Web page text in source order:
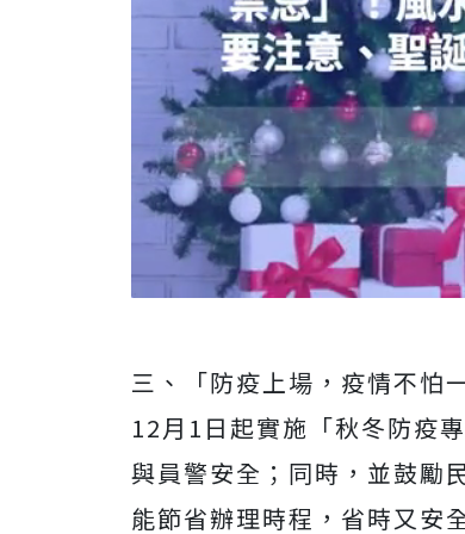
三、「防疫上場，疫情不怕
12月1日起實施「秋冬防疫
與員警安全；同時，並鼓勵
能節省辦理時程，省時又安